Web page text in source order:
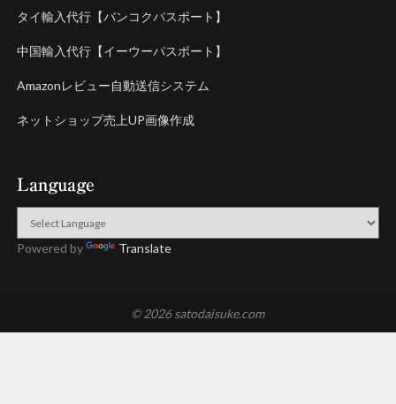
タイ輸入代行【バンコクパスポート】
中国輸入代行【イーウーパスポート】
Amazonレビュー自動送信システム
ネットショップ売上UP画像作成
Language
Powered by Translate
© 2026 satodaisuke.com